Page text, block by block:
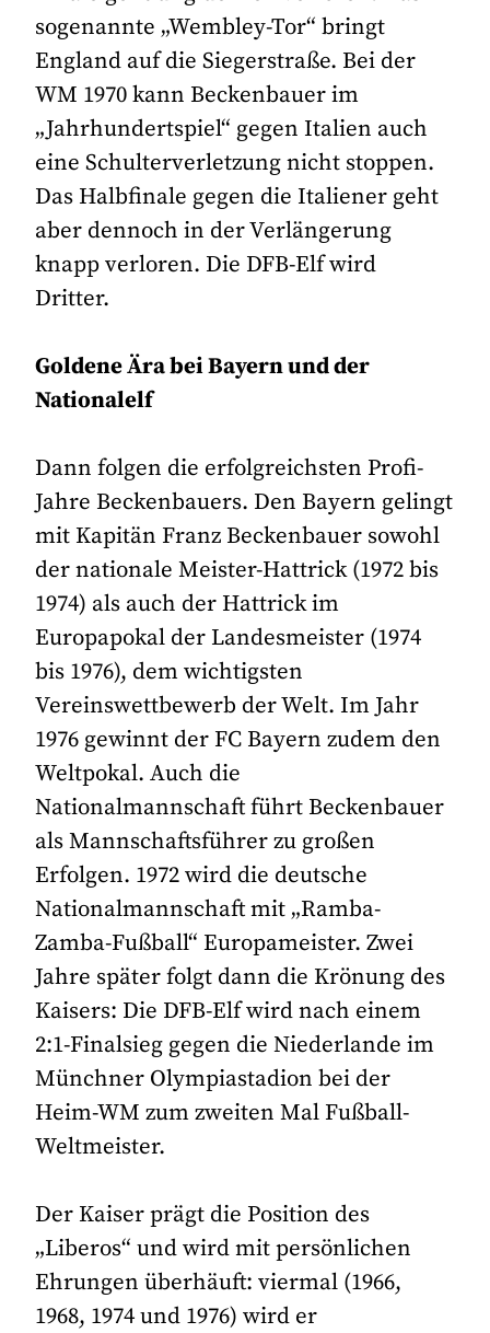
sogenannte „Wembley-Tor“ bringt
England auf die Siegerstraße. Bei der
WM 1970 kann Beckenbauer im
„Jahrhundertspiel“ gegen Italien auch
eine Schulterverletzung nicht stoppen.
Das Halbfinale gegen die Italiener geht
aber dennoch in der Verlängerung
knapp verloren. Die DFB-Elf wird
Dritter.
Goldene Ära bei Bayern und der
Nationalelf
Dann folgen die erfolgreichsten Profi-
Jahre Beckenbauers. Den Bayern gelingt
mit Kapitän Franz Beckenbauer sowohl
der nationale Meister-Hattrick (1972 bis
1974) als auch der Hattrick im
Europapokal der Landesmeister (1974
bis 1976), dem wichtigsten
Vereinswettbewerb der Welt. Im Jahr
1976 gewinnt der FC Bayern zudem den
Weltpokal. Auch die
Nationalmannschaft führt Beckenbauer
als Mannschaftsführer zu großen
Erfolgen. 1972 wird die deutsche
Nationalmannschaft mit „Ramba-
Zamba-Fußball“ Europameister. Zwei
Jahre später folgt dann die Krönung des
Kaisers: Die DFB-Elf wird nach einem
2:1-Finalsieg gegen die Niederlande im
Münchner Olympiastadion bei der
Heim-WM zum zweiten Mal Fußball-
Weltmeister.
Der Kaiser prägt die Position des
„Liberos“ und wird mit persönlichen
Ehrungen überhäuft: viermal (1966,
1968, 1974 und 1976) wird er